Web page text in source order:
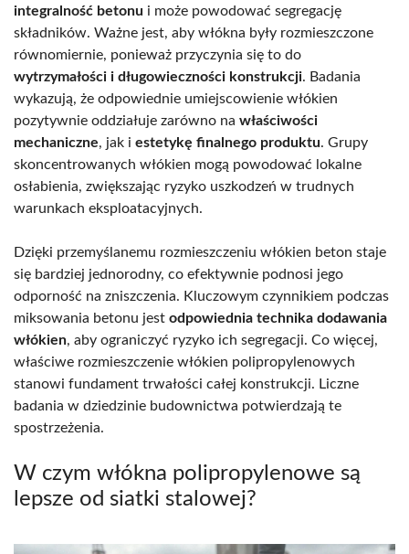
integralność betonu i może powodować segregację
składników. Ważne jest, aby włókna były rozmieszczone
równomiernie, ponieważ przyczynia się to do
wytrzymałości i długowieczności konstrukcji. Badania
wykazują, że odpowiednie umiejscowienie włókien
pozytywnie oddziałuje zarówno na właściwości
mechaniczne, jak i estetykę finalnego produktu. Grupy
skoncentrowanych włókien mogą powodować lokalne
osłabienia, zwiększając ryzyko uszkodzeń w trudnych
warunkach eksploatacyjnych.
Dzięki przemyślanemu rozmieszczeniu włókien beton staje
się bardziej jednorodny, co efektywnie podnosi jego
odporność na zniszczenia. Kluczowym czynnikiem podczas
miksowania betonu jest odpowiednia technika dodawania
włókien, aby ograniczyć ryzyko ich segregacji. Co więcej,
właściwe rozmieszczenie włókien polipropylenowych
stanowi fundament trwałości całej konstrukcji. Liczne
badania w dziedzinie budownictwa potwierdzają te
spostrzeżenia.
W czym włókna polipropylenowe są
lepsze od siatki stalowej?